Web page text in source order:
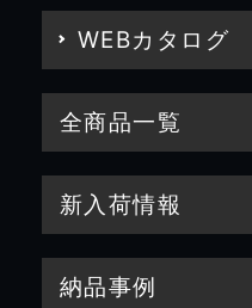
WEBカタログ
全商品一覧
新入荷情報
納品事例